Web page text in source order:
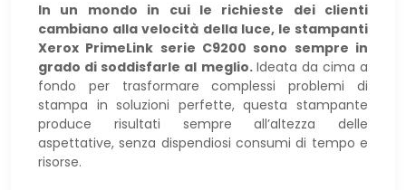
In un mondo in cui le richieste dei clienti
cambiano alla velocità della luce, le stampanti
Xerox PrimeLink serie C9200 sono sempre in
grado di soddisfarle al meglio. Ideata da cima a
fondo per trasformare complessi problemi di
stampa in soluzioni perfette, questa stampante
produce risultati sempre all’altezza delle
aspettative, senza dispendiosi consumi di tempo e
risorse.